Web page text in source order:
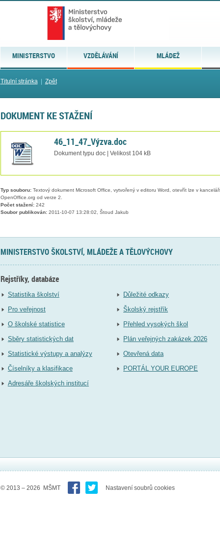
MINISTERSTVO VZDĚLÁVÁNÍ MLÁDEŽ
Titulní stránka| Zpět
DOKUMENT KE STAŽENÍ
46_11_47_Výzva.doc
Dokument typu doc | Velikost 104 kB
Typ souboru:Textový dokument Microsoft Office, vytvořený v editoru Word, otevřít lze v
OpenOffice.org od verze 2.
Počet stažení:242
Soubor publikován:2011-10-07 13:28:02, Štoud Jakub
MINISTERSTVO ŠKOLSTVÍ, MLÁDEŽE A TĚLOVÝCHOVY
Rejstříky, databáze
Statistika školství
Pro veřejnost
O školské statistice
Sběry statistických dat
Statistické výstupy a analýzy
Číselníky a klasifikace
Adresáře školských institucí
Důležité odkazy
Školský rejstřík
Přehled vysokých škol
Plán veřejných zakázek 2026
Otevřená data
PORTÁL YOUR EUROPE
© 2013 – 2026 MŠMT Nastavení soubrů cookies